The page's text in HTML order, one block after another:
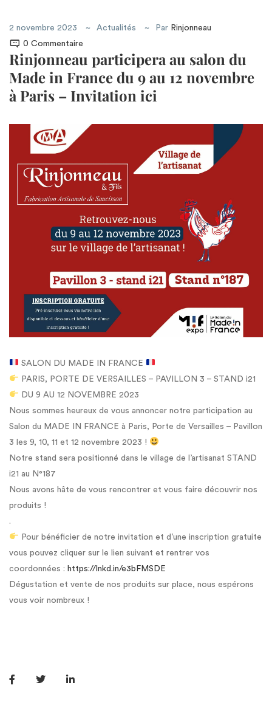
2 novembre 2023 Actualités Par Rinjonneau
0 Commentaire
Rinjonneau participera au salon du
Made in France du 9 au 12 novembre
à Paris – Invitation ici
SALON DU MADE IN FRANCE
PARIS, PORTE DE VERSAILLES – PAVILLON 3 – STAND i21
DU 9 AU 12 NOVEMBRE 2023
Nous sommes heureux de vous annoncer notre participation au
Salon du MADE IN FRANCE à Paris, Porte de Versailles – Pavillon
3 les 9, 10, 11 et 12 novembre 2023 !
Notre stand sera positionné dans le village de l’artisanat STAND
i21 au N°187
Nous avons hâte de vous rencontrer et vous faire découvrir nos
produits !
.
Pour bénéficier de notre invitation et d’une inscription gratuite
vous pouvez cliquer sur le lien suivant et rentrer vos
coordonnées : https://lnkd.in/e3bFMSDE
Dégustation et vente de nos produits sur place, nous espérons
vous voir nombreux !